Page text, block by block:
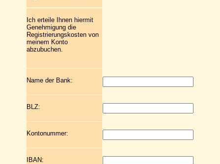
Ich erteile Ihnen hiermit
Genehmigung die
Registrierungskosten von
meinem Konto
abzubuchen.
Name der Bank:
BLZ:
Kontonummer:
IBAN: